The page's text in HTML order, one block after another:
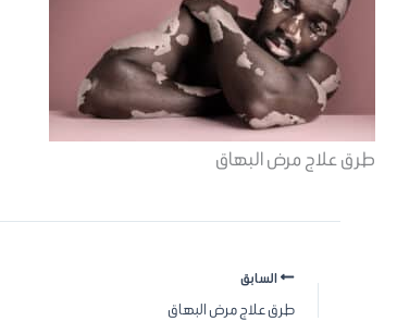
طرق علاج مرض البهاق
السابق
طرق علاج مرض البهاق